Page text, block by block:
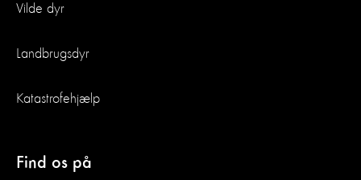
Vilde dyr
Landbrugsdyr
Katastrofehjælp
Find os på